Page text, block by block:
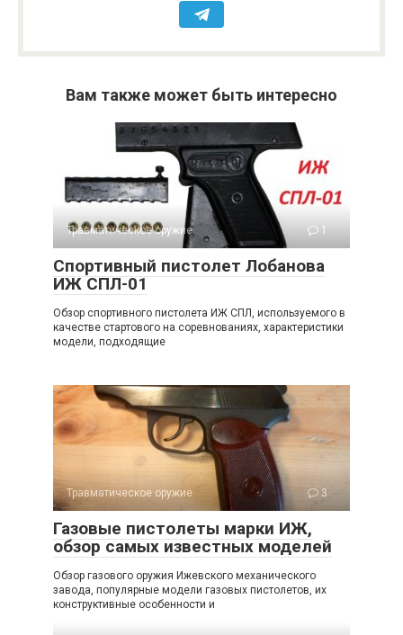
Вам также может быть интересно
Травматическое оружие 1
Спортивный пистолет Лобанова
ИЖ СПЛ-01
Обзор спортивного пистолета ИЖ СПЛ, используемого в
качестве стартового на соревнованиях, характеристики
модели, подходящие
Травматическое оружие 3
Газовые пистолеты марки ИЖ,
обзор самых известных моделей
Обзор газового оружия Ижевского механического
завода, популярные модели газовых пистолетов, их
конструктивные особенности и